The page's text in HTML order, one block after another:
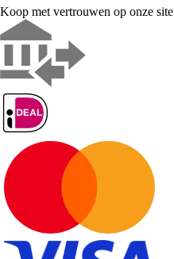
Koop met vertrouwen op onze site